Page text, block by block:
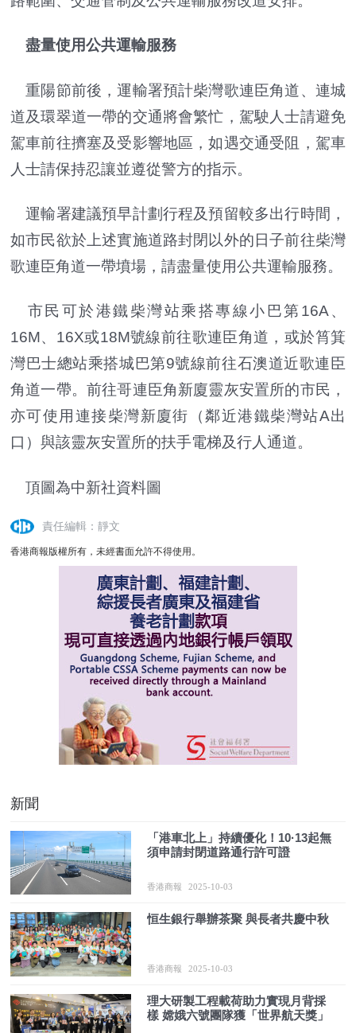
盡量使用公共運輸服務
重陽節前後，運輸署預計柴灣歌連臣角道、連城
道及環翠道一帶的交通將會繁忙，駕駛人士請避免
駕車前往擠塞及受影響地區，如遇交通受阻，駕車
人士請保持忍讓並遵從警方的指示。
運輸署建議預早計劃行程及預留較多出行時間，
如市民欲於上述實施道路封閉以外的日子前往柴灣
歌連臣角道一帶墳場，請盡量使用公共運輸服務。
市民可於港鐵柴灣站乘搭專線小巴第16A、
16M、16X或18M號線前往歌連臣角道，或於筲箕
灣巴士總站乘搭城巴第9號線前往石澳道近歌連臣
角道一帶。前往哥連臣角新廈靈灰安置所的市民，
亦可使用連接柴灣新廈街（鄰近港鐵柴灣站A出
口）與該靈灰安置所的扶手電梯及行人通道。
頂圖為中新社資料圖
責任編輯：靜文
香港商報版權所有，未經書面允許不得使用。
新聞
「港車北上」持續優化！10·13起無
須申請封閉道路通行許可證
香港商報 2025-10-03
恒生銀行舉辦茶聚 與長者共慶中秋
香港商報 2025-10-03
理大研製工程載荷助力實現月背採
樣 嫦娥六號團隊獲「世界航天獎」